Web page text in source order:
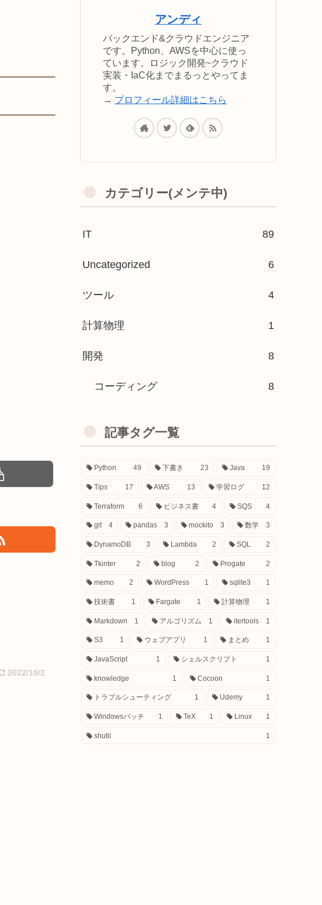
2022/10/2
アンディ
バックエンド&クラウドエンジニア
です。Python、AWSを中心に使っ
ています。ロジック開発~クラウド
実装・IaC化までまるっとやってま
す。
→ プロフィール詳細はこちら
カテゴリー(メンテ中)
IT 89
Uncategorized 6
ツール 4
計算物理 1
開発 8
コーディング 8
記事タグ一覧
Python 49 下書き 23 Java 19
Tips 17 AWS 13 学習ログ 12
Terraform 6 ビジネス書 4 SQS 4
git 4 pandas 3 mockito 3 数学 3
DynamoDB 3 Lambda 2 SQL 2
Tkinter 2 blog 2 Progate 2
memo 2 WordPress 1 sqlite3 1
技術書 1 Fargate 1 計算物理 1
Markdown 1 アルゴリズム 1 itertools 1
S3 1 ウェブアプリ 1 まとめ 1
JavaScript 1 シェルスクリプト 1
knowledge 1 Cocoon 1
トラブルシューティング 1 Udemy 1
Windowsバッチ 1 TeX 1 Linux 1
shutil 1